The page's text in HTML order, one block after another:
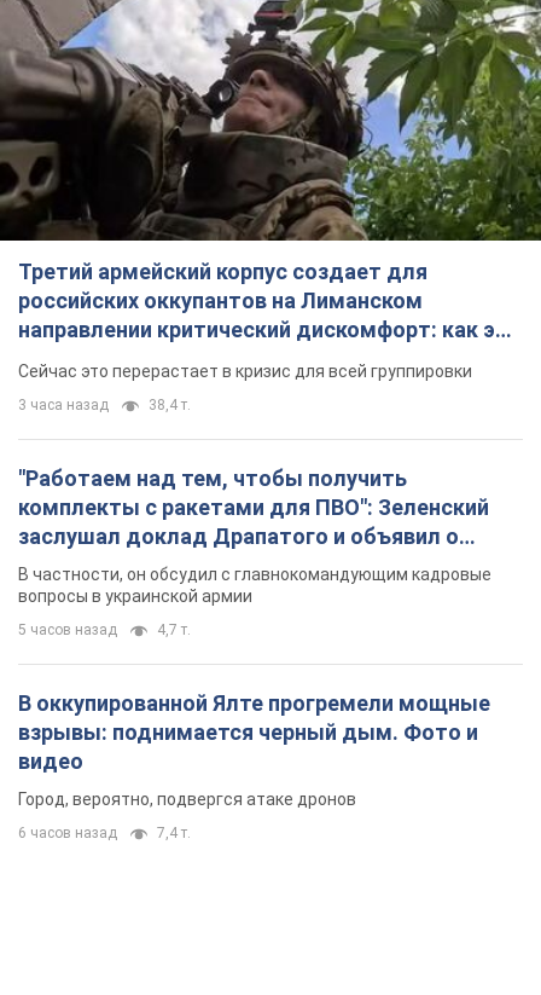
Третий армейский корпус создает для
российских оккупантов на Лиманском
направлении критический дискомфорт: как это
удалось
Сейчас это перерастает в кризис для всей группировки
3 часа назад 38,4 т.
"Работаем над тем, чтобы получить
комплекты с ракетами для ПВО": Зеленский
заслушал доклад Драпатого и объявил о
новых мерах
В частности, он обсудил с главнокомандующим кадровые
В оккупированной Ялте прогремели мощные
взрывы: поднимается черный дым. Фото и
видео
6 часов назад 7,4 т.